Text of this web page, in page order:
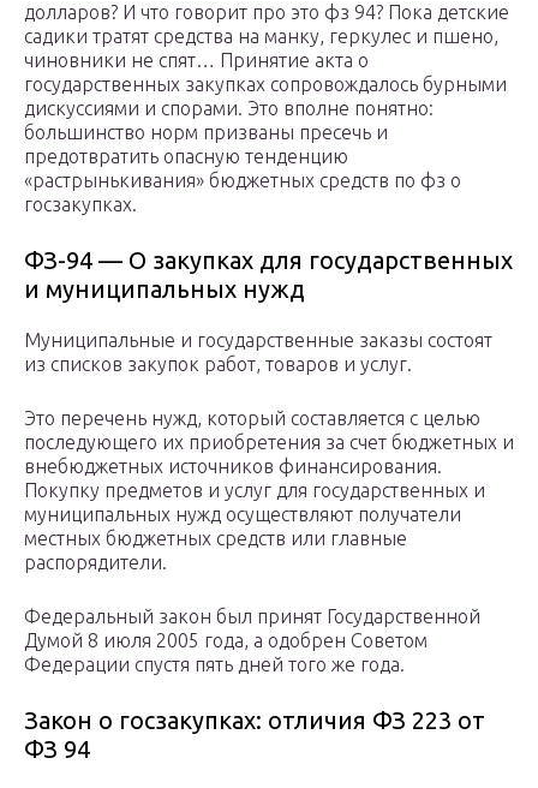
долларов? И что говорит про это фз 94? Пока детские
садики тратят средства на манку, геркулес и пшено,
чиновники не спят… Принятие акта о
государственных закупках сопровождалось бурными
дискуссиями и спорами. Это вполне понятно:
большинство норм призваны пресечь и
предотвратить опасную тенденцию
«растрынькивания» бюджетных средств по фз о
госзакупках.
ФЗ-94 — О закупках для государственных
и муниципальных нужд
Муниципальные и государственные заказы состоят
из списков закупок работ, товаров и услуг.
Это перечень нужд, который составляется с целью
последующего их приобретения за счет бюджетных и
внебюджетных источников финансирования.
Покупку предметов и услуг для государственных и
муниципальных нужд осуществляют получатели
местных бюджетных средств или главные
распорядители.
Федеральный закон был принят Государственной
Думой 8 июля 2005 года, а одобрен Советом
Федерации спустя пять дней того же года.
Закон о госзакупках: отличия ФЗ 223 от
ФЗ 94